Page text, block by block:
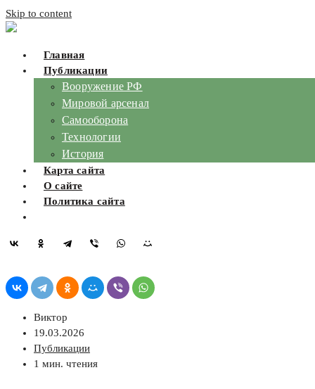
Skip to content
Главная
Публикации
Вооружение РФ
Мировой арсенал
Самооборона
Технологии
История
Карта сайта
О сайте
Политика сайта
Виктор
19.03.2026
Публикации
1 мин. чтения